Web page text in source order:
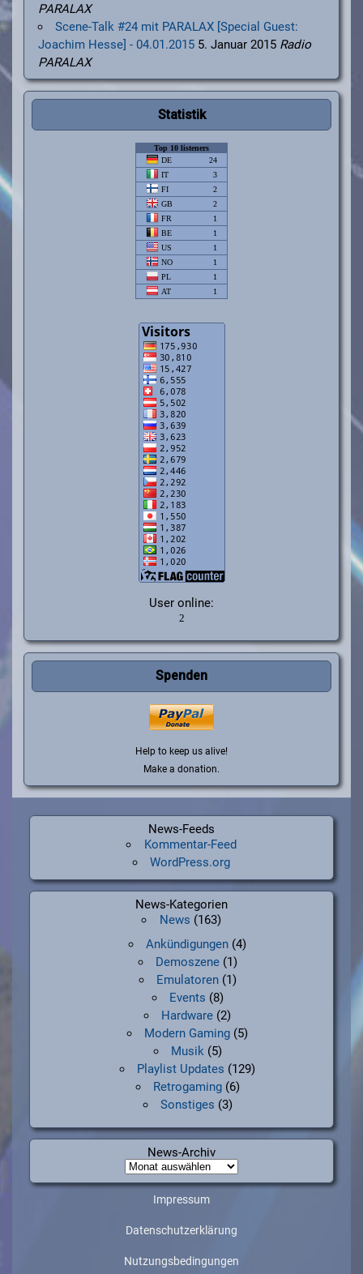
PARALAX
Scene-Talk #24 mit PARALAX [Special Guest:
Joachim Hesse] - 04.01.2015 5. Januar 2015 Radio
PARALAX
Statistik
User online:
Spenden
Help to keep us alive!
Make a donation.
News-Feeds
Kommentar-Feed
WordPress.org
News-Kategorien
News (163)
Ankündigungen (4)
Demoszene(1)
Emulatoren(1)
Events (8)
Hardware (2)
Modern Gaming (5)
Musik(5)
Playlist Updates (129)
Retrogaming(6)
Sonstiges (3)
News-Archiv
News-
Archiv
Impressum
Datenschutzerklärung
Nutzungsbedingungen